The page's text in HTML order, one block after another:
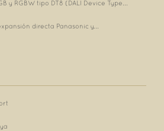
y RGBW tipo DT8 (DALI Device Type...
directa Panasonic y...